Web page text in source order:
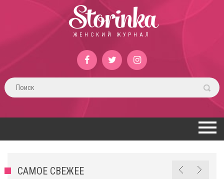
Storinka
ЖЕНСКИЙ ЖУРНАЛ
САМОЕ СВЕЖЕЕ